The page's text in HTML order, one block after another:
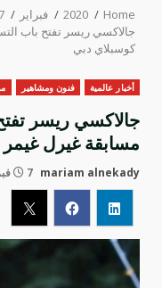
Home
2020 فبراير
7
جالاكسي ريسر تفتح باب
كوسبلاي دبي
أخبار عالمية فنون ومشاهير
جالاكسي ريسر
مسابقة غيرل
mariam alnekady 7 فبراير، 2020